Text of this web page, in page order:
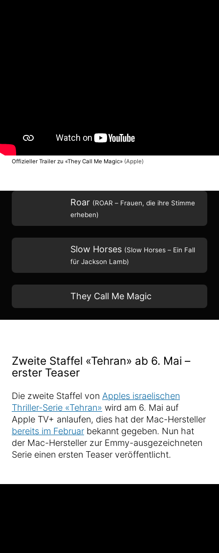
Offizieller Trailer zu «They Call Me Magic» (Apple)
Roar (ROAR – Frauen, die ihre Stimme
erheben)
Slow Horses (Slow Horses – Ein Fall
für Jackson Lamb)
They Call Me Magic
Zweite Staffel «Tehran» ab 6. Mai –
erster Teaser
Die zweite Staffel von Apples israelischen
Thriller-Serie «Tehran» wird am 6. Mai auf
Apple TV+ anlaufen, dies hat der Mac-Hersteller
bereits im Februar bekannt gegeben. Nun hat
der Mac-Hersteller zur Emmy-ausgezeichneten
Serie einen ersten Teaser veröffentlicht.